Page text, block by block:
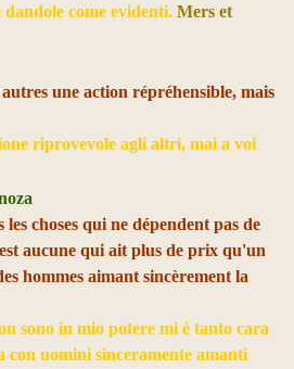
come evidenti. Mers et
une action répréhensible, mais
riprovevole agli altri, mai a voi
choses qui ne dépendent pas de
aucune qui ait plus de prix qu'un
hommes aimant sincèrement la
sono in mio potere mi è tanto cara
con uomini sinceramente amanti